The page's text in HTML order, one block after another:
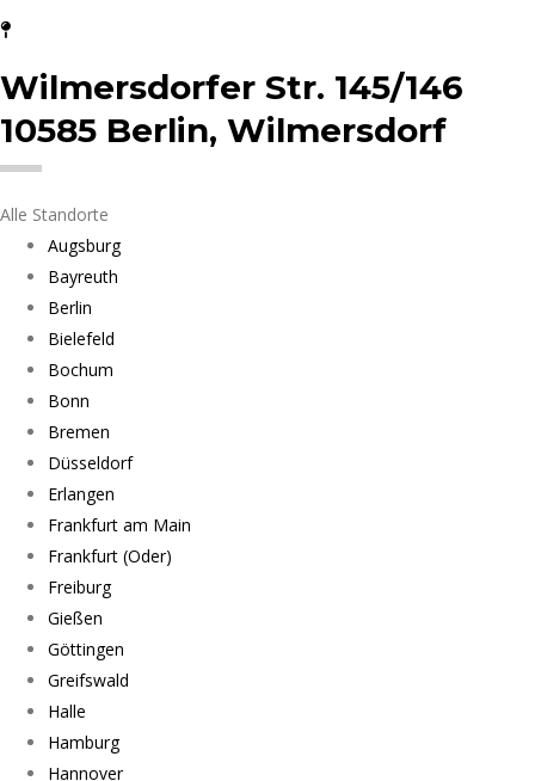
Wilmersdorfer Str. 145/146
10585 Berlin, Wilmersdorf
Alle Standorte
Augsburg
Bayreuth
Berlin
Bielefeld
Bochum
Bonn
Bremen
Düsseldorf
Erlangen
Frankfurt am Main
Frankfurt (Oder)
Freiburg
Gießen
Göttingen
Greifswald
Halle
Hamburg
Hannover